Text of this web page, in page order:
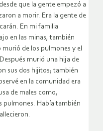
que la gente empezó a
a morir. Era la gente de
En mi familia
en las minas, también
de los pulmones y el
murió una hija de
sus dos hijitos; también
en la comunidad era
de males como,
pulmones. Había también